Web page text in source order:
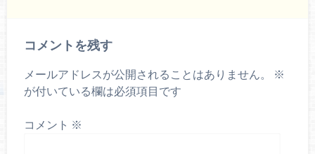
コメントを残す
メールアドレスが公開されることはありません。
※
が付いている欄は必須項目です
コメント ※